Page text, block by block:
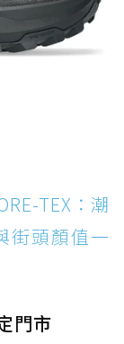
TEX：潮
街頭顏值一
門市